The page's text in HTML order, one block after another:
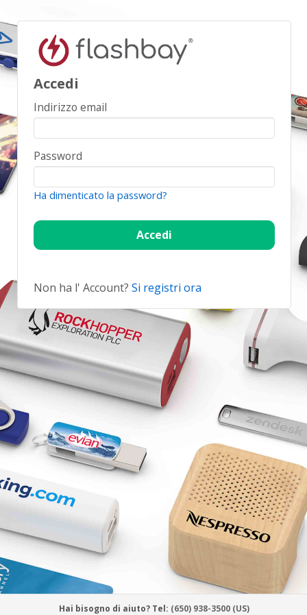
Accedi
Indirizzo email
Password
Ha dimenticato la password?
Non ha l' Account? Si registri ora
Hai bisogno di aiuto? Tel: (650) 938-3500 (US)